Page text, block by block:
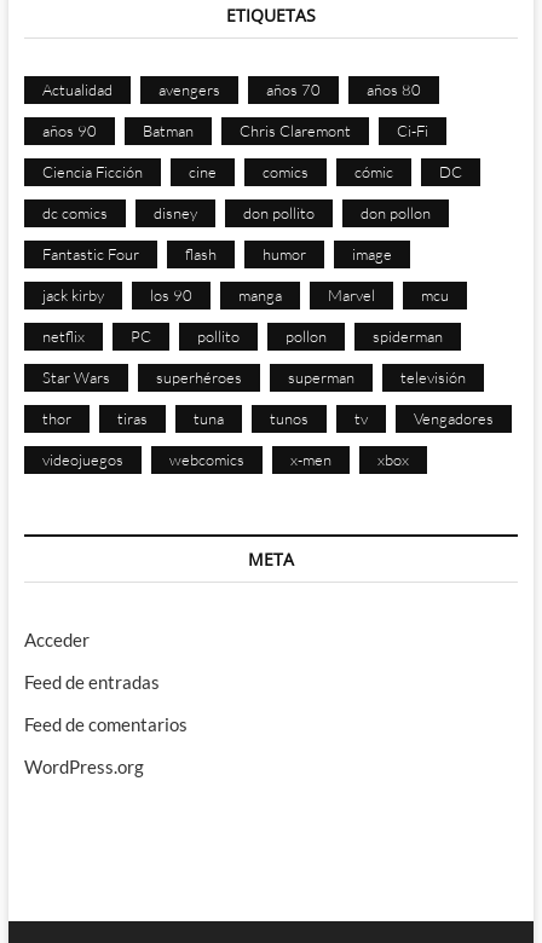
ETIQUETAS
Actualidad avengers años 70 años 80
años 90 Batman Chris Claremont Ci-Fi
Ciencia Ficción cine comics cómic DC
dc comics disney don pollito don pollon
Fantastic Four flash humor image
jack kirby los 90 manga Marvel mcu
netflix PC pollito pollon spiderman
Star Wars superhéroes superman televisión
thor tiras tuna tunos tv Vengadores
videojuegos webcomics x-men xbox
META
Acceder
Feed de entradas
Feed de comentarios
WordPress.org